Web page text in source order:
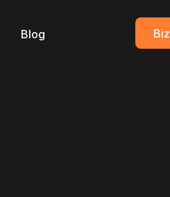
Blog